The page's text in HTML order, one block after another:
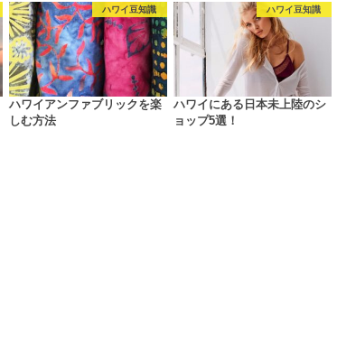
ハワイ豆知識
ハワイアンファブリックを楽
しむ方法
ハワイ豆知識
ハワイにある日本未上陸のシ
ョップ5選！